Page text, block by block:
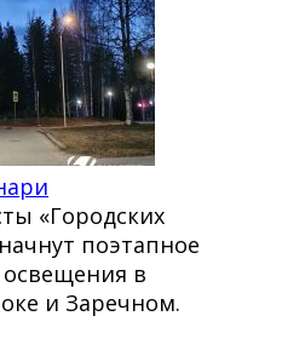
«Городских
поэтапное
в
и Заречном.